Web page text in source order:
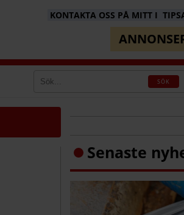
KONTAKTA OSS PÅ MITT I
SÖK
Senaste